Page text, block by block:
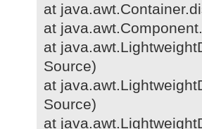
at
at
at
Source)
at
Source)
at